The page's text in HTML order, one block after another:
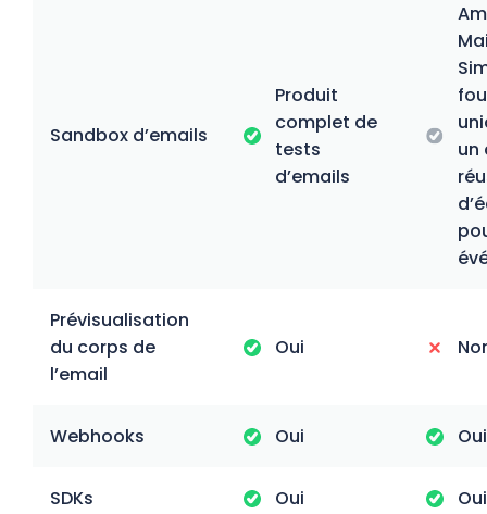
Sandbox d’emails
Produit
complet de
tests
d’emails
un
Prévisualisation
du corps de
l’email
Oui
Webhooks Oui Oui
SDKs Oui Oui